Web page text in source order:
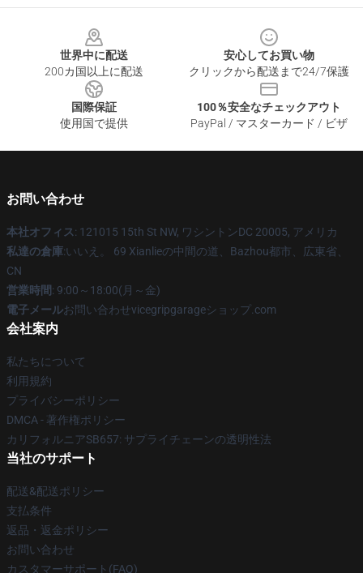
世界中に配送
200カ国以上に配送
安心してお買い物
クリックから配送まで24/7保護
国際保証
使用国で提供
100％安全なチェックアウト
PayPal / マスターカード / ビザ
お問い合わせ
本社オフィス: 121015 15th St NW, ワシントンDC 20005, アメリカ
私達の倉庫:いいえ。 69 Xianlieの中間の道、Bazhou都市、広東省、
CN
営業時間: 9:00～18:00(月～金)
電子メールお問い合わせvicegripgarageショップ.com
会社案内
私たちについて
利用規約
プライバシーポリシー
DMCA - 著作権ポリシー
カリフォルニアSB657: サプライチェーンの透明性法
当社のサポート
配送&配送ポリシー
支払条件
返品・返金ポリシー
お問い合わせ
カスタマーサポート(FAQ)